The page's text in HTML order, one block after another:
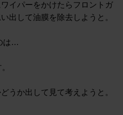
イパーをかけたらフロントガ
出して油膜を除去しようと。
は…
うか出して見て考えようと。